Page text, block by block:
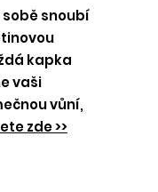
sobě snoubí
kapka
vaši
vůní,
zde >>